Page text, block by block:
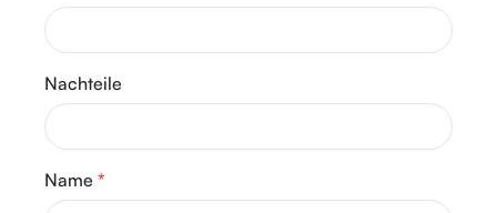
Nachteile
Name *